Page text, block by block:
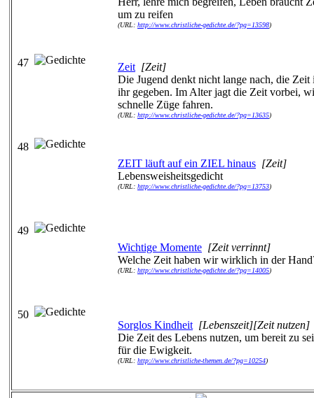
um zu reifen
(URL: http://www.christliche-gedichte.de/?pg=13598)
47 Zeit [Zeit]
Die Jugend denkt nicht lange nach, die Zeit
ihr gegeben. Im Alter jagt die Zeit vorbei,
schnelle Züge fahren.
(URL: http://www.christliche-gedichte.de/?pg=13635)
48
ZEIT läuft auf ein ZIEL hinaus [Zeit]
Lebensweisheitsgedicht
(URL: http://www.christliche-gedichte.de/?pg=13753)
49
Wichtige Momente [Zeit verrinnt]
Welche Zeit haben wir wirklich in der
(URL: http://www.christliche-gedichte.de/?pg=14005)
50
Sorglos Kindheit [Lebenszeit][Zeit nutzen]
Die Zeit des Lebens nutzen, um bereit zu
für die Ewigkeit.
(URL: http://www.christliche-themen.de/?pg=10254)